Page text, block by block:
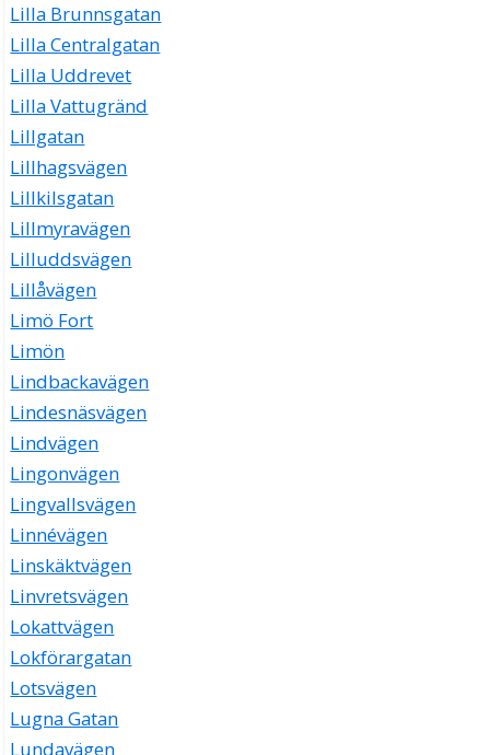
Lilla Brunnsgatan
Lilla Centralgatan
Lilla Uddrevet
Lilla Vattugränd
Lillgatan
Lillhagsvägen
Lillkilsgatan
Lillmyravägen
Lilluddsvägen
Lillåvägen
Limö Fort
Limön
Lindbackavägen
Lindesnäsvägen
Lindvägen
Lingonvägen
Lingvallsvägen
Linnévägen
Linskäktvägen
Linvretsvägen
Lokattvägen
Lokförargatan
Lotsvägen
Lugna Gatan
Lundavägen